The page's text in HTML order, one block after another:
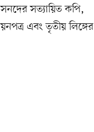
সনদের সত্যায়িত কপি,
এবং তৃতীয় লিঙ্গের